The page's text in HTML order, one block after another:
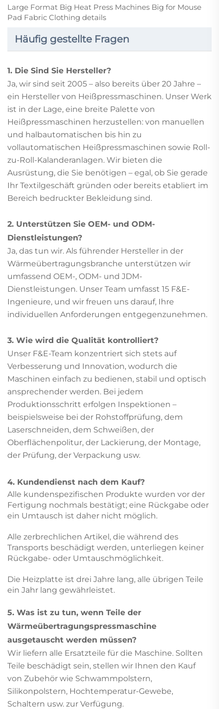
Häufig gestellte Fragen
1. Die Sind Sie Hersteller?
Ja, wir sind seit 2005 – also bereits über 20 Jahre –
ein Hersteller von Heißpressmaschinen. Unser Werk
ist in der Lage, eine breite Palette von
Heißpressmaschinen herzustellen: von manuellen
und halbautomatischen bis hin zu
vollautomatischen Heißpressmaschinen sowie Roll-
zu-Roll-Kalanderanlagen. Wir bieten die
Ausrüstung, die Sie benötigen – egal, ob Sie gerade
Ihr Textilgeschäft gründen oder bereits etabliert im
Bereich bedruckter Bekleidung sind.
2. Unterstützen Sie OEM- und ODM-
Dienstleistungen?
Ja, das tun wir. Als führender Hersteller in der
Wärmeübertragungsbranche unterstützen wir
umfassend OEM-, ODM- und JDM-
Dienstleistungen. Unser Team umfasst 15 F&E-
Ingenieure, und wir freuen uns darauf, Ihre
individuellen Anforderungen entgegenzunehmen.
3. Wie wird die Qualität kontrolliert?
Unser F&E-Team konzentriert sich stets auf
Verbesserung und Innovation, wodurch die
Maschinen einfach zu bedienen, stabil und optisch
ansprechender werden. Bei jedem
Produktionsschritt erfolgen Inspektionen –
beispielsweise bei der Rohstoffprüfung, dem
Laserschneiden, dem Schweißen, der
Oberflächenpolitur, der Lackierung, der Montage,
der Prüfung, der Verpackung usw.
4. Kundendienst nach dem Kauf?
Alle kundenspezifischen Produkte wurden vor der
Fertigung nochmals bestätigt; eine Rückgabe oder
ein Umtausch ist daher nicht möglich.
Alle zerbrechlichen Artikel, die während des
Transports beschädigt werden, unterliegen keiner
Rückgabe- oder Umtauschmöglichkeit.
Die Heizplatte ist drei Jahre lang, alle übrigen Teile
ein Jahr lang gewährleistet.
5. Was ist zu tun, wenn Teile der
Wärmeübertragungspressmaschine
ausgetauscht werden müssen?
Wir liefern alle Ersatzteile für die Maschine. Sollten
Teile beschädigt sein, stellen wir Ihnen den Kauf
von Zubehör wie Schwammpolstern,
Silikonpolstern, Hochtemperatur-Gewebe,
Schaltern usw. zur Verfügung.